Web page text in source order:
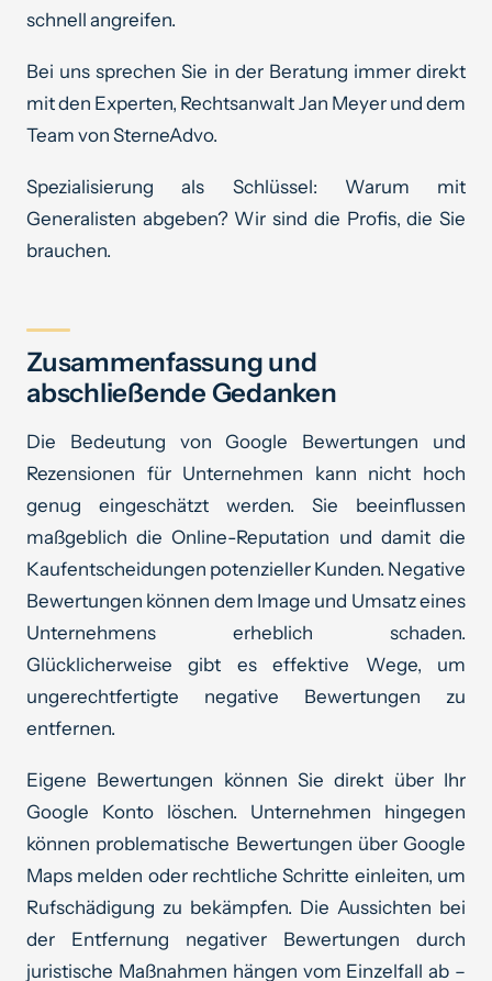
schnell angreifen.
Bei uns sprechen Sie in der Beratung immer direkt
mit den Experten, Rechtsanwalt Jan Meyer und dem
Team von SterneAdvo.
Spezialisierung als Schlüssel: Warum mit
Generalisten abgeben? Wir sind die Profis, die Sie
brauchen.
Zusammenfassung und
abschließende Gedanken
Die Bedeutung von Google Bewertungen und
Rezensionen für Unternehmen kann nicht hoch
genug eingeschätzt werden. Sie beeinflussen
maßgeblich die Online-Reputation und damit die
Kaufentscheidungen potenzieller Kunden. Negative
Bewertungen können dem Image und Umsatz eines
Unternehmens erheblich schaden.
Glücklicherweise gibt es effektive Wege, um
ungerechtfertigte negative Bewertungen zu
entfernen.
Eigene Bewertungen können Sie direkt über Ihr
Google Konto löschen. Unternehmen hingegen
können problematische Bewertungen über Google
Maps melden oder rechtliche Schritte einleiten, um
Rufschädigung zu bekämpfen. Die Aussichten bei
der Entfernung negativer Bewertungen durch
juristische Maßnahmen hängen vom Einzelfall ab –